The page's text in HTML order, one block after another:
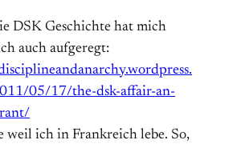
DSK Geschichte hat mich
auch aufgeregt:
05/17/the-dsk-affair-an-
weil ich in Frankreich lebe. So,